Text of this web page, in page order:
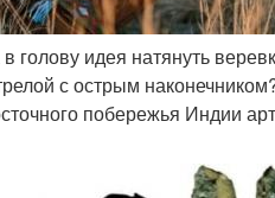
голову идея натянуть
с острым
побережья Индии